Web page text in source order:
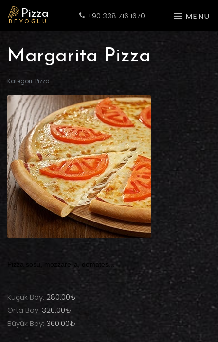
Pizza
BEYOĞLU
+90 338 716 1670 MENU
Margarita Pizza
Kategori: Pizza
Pizza sosu, mozzarella, domates...
Küçük Boy: 280.00₺
Orta Boy: 320.00₺
Büyük Boy: 360.00₺